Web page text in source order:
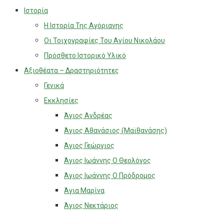
Ιστορία
Η Ιστορία Της Αγόριανης
Οι Τοιχογραφίες Του Αγίου Νικολάου
Πρόσθετο Ιστορικό Υλικό
Αξιοθέατα – Δραστηριότητες
Γενικά
Εκκλησίες
Άγιος Ανδρέας
Άγιος Αθανάσιος (Μαϊθανάσης)
Άγιος Γεώργιος
Άγιος Ιωάννης Ο Θεολόγος
Άγιος Ιωάννης Ο Πρόδρομος
Άγια Μαρίνα
Άγιος Νεκτάριος